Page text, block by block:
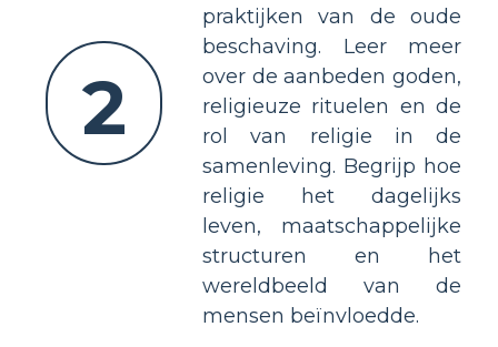
2
praktijken van de oude
beschaving. Leer meer
over de aanbeden goden,
religieuze rituelen en de
rol van religie in de
samenleving. Begrijp hoe
religie het dagelijks
leven, maatschappelijke
structuren en het
wereldbeeld van de
mensen beïnvloedde.